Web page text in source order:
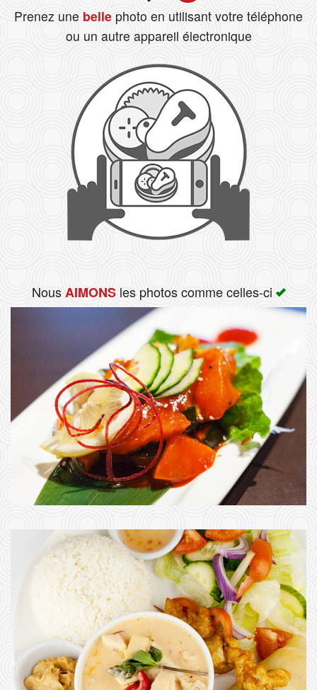
Rechercher
Prenez une belle photo en utilisant votre téléphone
ou un autre appareil électronique
NousAIMONSles photos comme celles-ci